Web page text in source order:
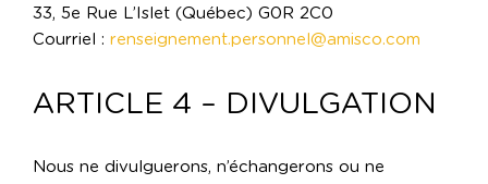
33, 5e Rue L’Islet (Québec) G0R 2C0
Courriel : renseignement.personnel@amisco.com
ARTICLE 4 – DIVULGATION
Nous ne divulguerons, n’échangerons ou ne